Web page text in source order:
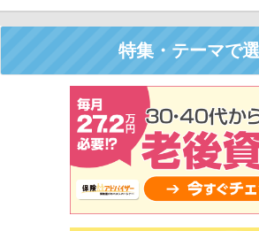
特集・テーマで